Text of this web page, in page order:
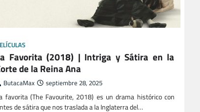
Favorita (2018) | Intriga y Sátira en la
de la Reina Ana
ButacaMax septiembre 28, 2025
favorita (The Favourite, 2018) es un drama histórico con
de sátira que nos traslada a la Inglaterra del…